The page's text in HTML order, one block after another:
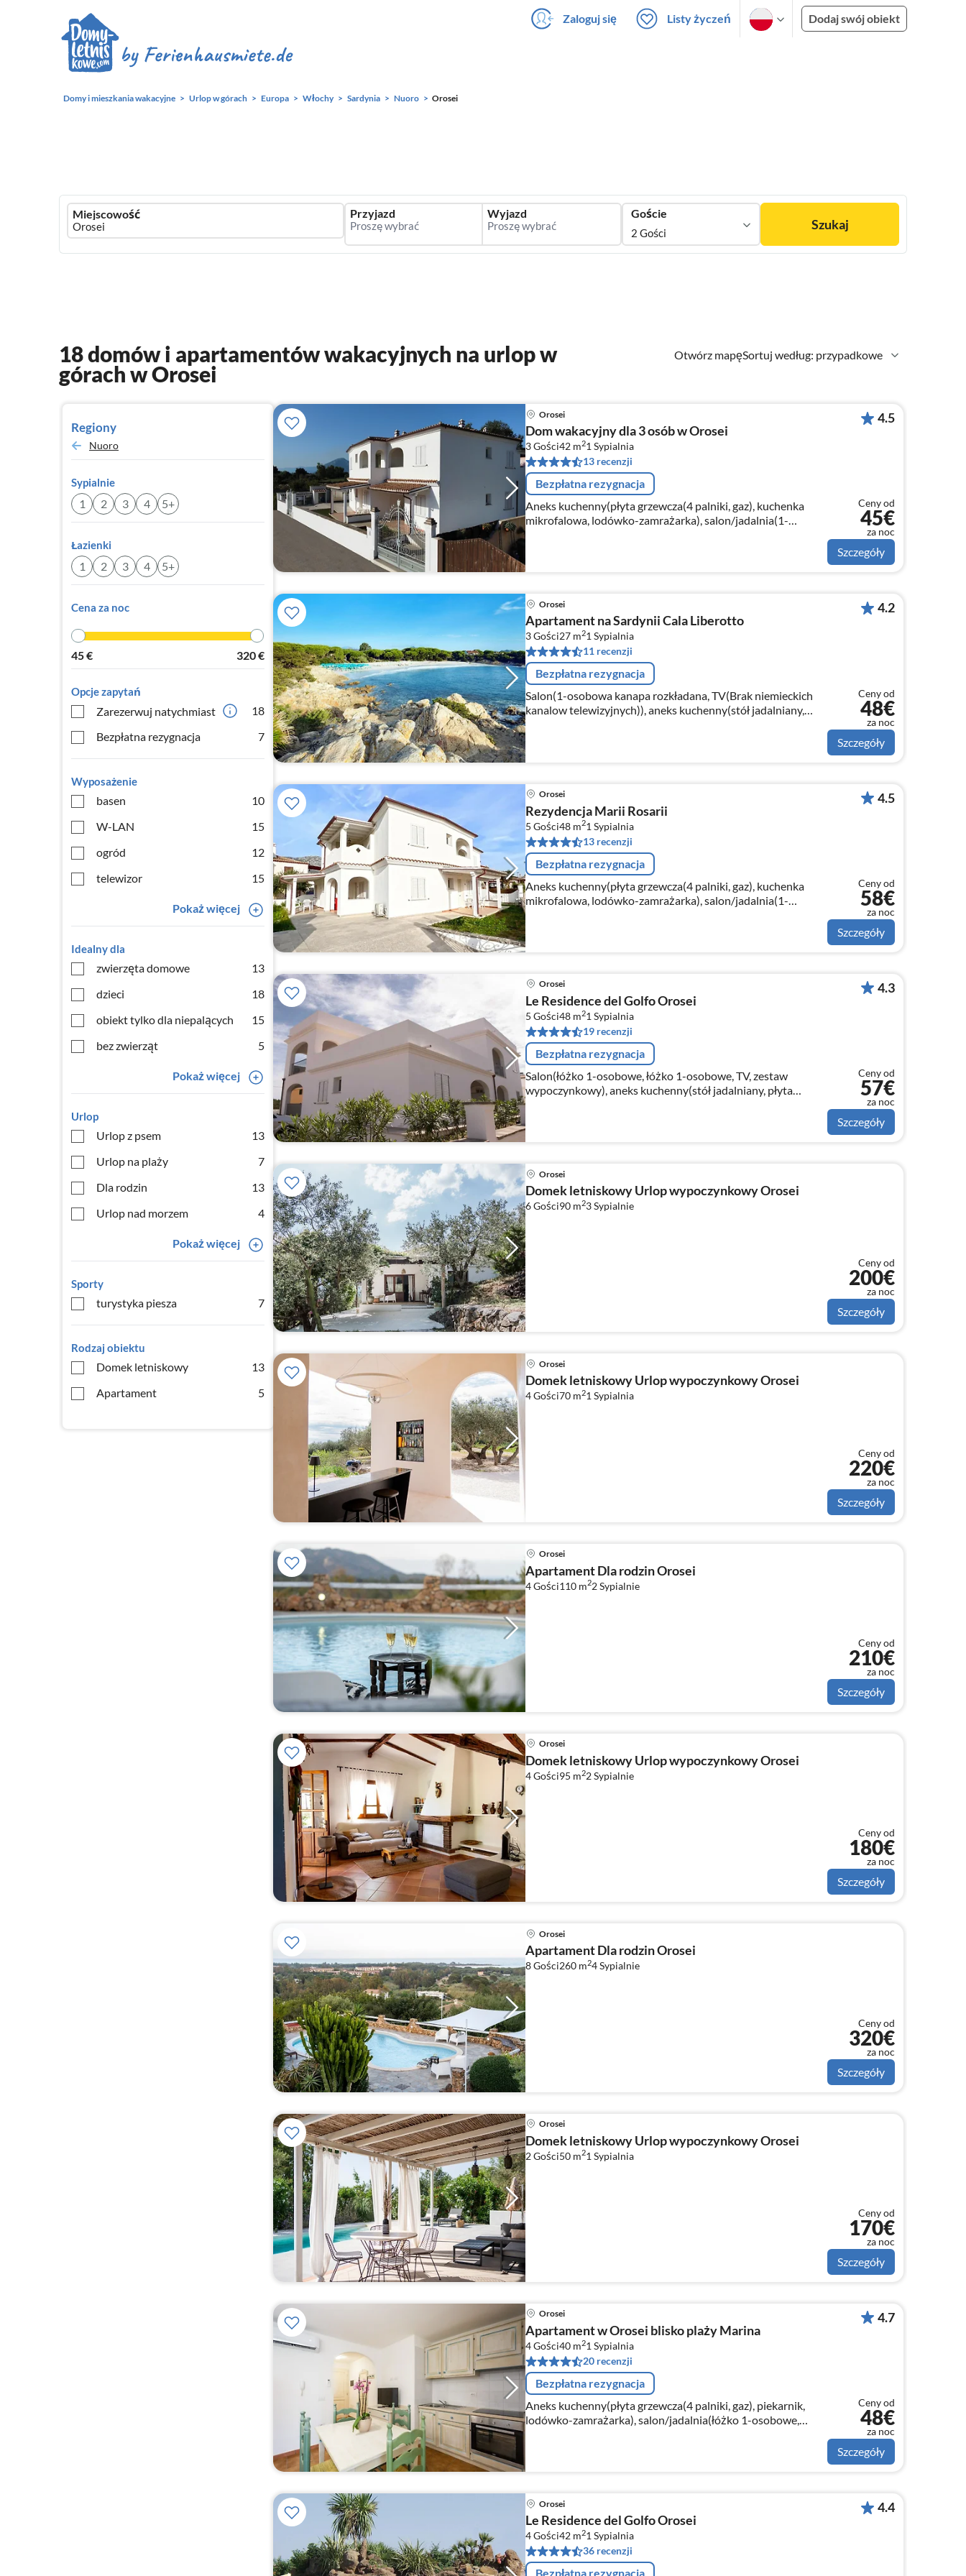
Zaloguj się Listy życzeń Dodaj swój obiekt
Domy i mieszkania wakacyjne Urlop w górach Europa Włochy Sardynia Nuoro Orosei
Ferienhausmiete
logo
Miejscowość Przyjazd Wyjazd Goście
2 Gości
Szukaj
Otwórz mapęSortuj według: przypadkowe
18 domów i apartamentów wakacyjnych na urlop w
górach w Orosei
Regiony
Nuoro
Sypialnie
1 2 3 4 5+
Łazienki
1 2 3 4 5+
Cena za noc
45€ 320€
Opcje zapytań
Zarezerwuj natychmiast
18
Bezpłatna rezygnacja
7
Wyposażenie
basen
10
W-LAN
15
ogród
12
telewizor
15
Pokaż więcej
Idealny dla
zwierzęta domowe
13
dzieci
18
obiekt tylko dla niepalących
15
bez zwierząt
5
Pokaż więcej
Urlop
Urlop z psem
13
Urlop na plaży
7
Dla rodzin
13
Urlop nad morzem
4
Pokaż więcej
Sporty
turystyka piesza 7
Rodzaj obiektu
Domek letniskowy
13
Apartament
5
Orosei
Dom wakacyjny dla 3 osób w Orosei
3 Gości42 m21 Sypialnia
13 recenzji
Bezpłatna rezygnacja
Aneks kuchenny(płyta grzewcza(4 palniki, gaz), kuchenka
mikrofalowa, lodówko-zamrażarka), salon/jadalnia(1-
osobowa kanapa rozkładana, TV, stół jadalniany)
4.5
Ceny od
45€
za noc
Szczegóły
Orosei
Apartament na Sardynii Cala Liberotto
3 Gości27 m21 Sypialnia
11 recenzji
Bezpłatna rezygnacja
Salon(1-osobowa kanapa rozkładana, TV(Brak niemieckich
kanalow telewizyjnych)), aneks kuchenny(stół jadalniany,
płyta grzewcza(4 palniki, gaz)
4.2
Ceny od
48€
za noc
Szczegóły
Orosei
Rezydencja Marii Rosarii
5 Gości48 m21 Sypialnia
13 recenzji
Bezpłatna rezygnacja
Aneks kuchenny(płyta grzewcza(4 palniki, gaz), kuchenka
mikrofalowa, lodówko-zamrażarka), salon/jadalnia(1-
osobowa kanapa rozkładana, TV, stół jadalniany)
4.5
Ceny od
58€
za noc
Szczegóły
Orosei
Le Residence del Golfo Orosei
5 Gości48 m21 Sypialnia
19 recenzji
Bezpłatna rezygnacja
Salon(łóżko 1-osobowe, łóżko 1-osobowe, TV, zestaw
wypoczynkowy), aneks kuchenny(stół jadalniany, płyta
grzewcza(4 palniki, gaz), piekarnik, lodówko-zamrażarka)
4.3
Ceny od
57€
za noc
Szczegóły
Orosei
Domek letniskowy Urlop wypoczynkowy Orosei
6 Gości90 m23Sypialnie
Ceny od
200€
za noc
Szczegóły
Orosei
Domek letniskowy Urlop wypoczynkowy Orosei
4 Gości70 m21Sypialnia
Ceny od
220€
za noc
Szczegóły
Orosei
Apartament Dla rodzin Orosei
4 Gości110 m22Sypialnie
Ceny od
210€
za noc
Szczegóły
Orosei
Domek letniskowy Urlop wypoczynkowy Orosei
4 Gości95 m22Sypialnie
Ceny od
180€
za noc
Szczegóły
Orosei
Apartament Dla rodzin Orosei
8 Gości260 m24Sypialnie
Ceny od
320€
za noc
Szczegóły
Orosei
Domek letniskowy Urlop wypoczynkowy Orosei
2 Gości50 m21 Sypialnia
Ceny od
170€
za noc
Szczegóły
Orosei
Apartament w Orosei blisko plaży Marina
4 Gości40 m21 Sypialnia
20 recenzji
Bezpłatna rezygnacja
Aneks kuchenny(płyta grzewcza(4 palniki, gaz), piekarnik,
lodówko-zamrażarka), salon/jadalnia(łóżko 1-osobowe,
4.7
Ceny od
48€
za noc
Szczegóły
Orosei
Le Residence del Golfo Orosei
4 Gości42 m21 Sypialnia
36 recenzji
Bezpłatna rezygnacja
4.4